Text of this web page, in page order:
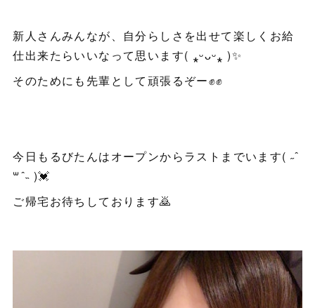
新人さんみんなが、自分らしさを出せて楽しくお給
仕出来たらいいなって思います( ⁎ᵕᴗᵕ⁎ )✨
そのためにも先輩として頑張るぞー✊✊
今日もるびたんはオープンからラストまでいます( ˶ ˆ
꒳ˆ˵ )💓
ご帰宅お待ちしております🙇